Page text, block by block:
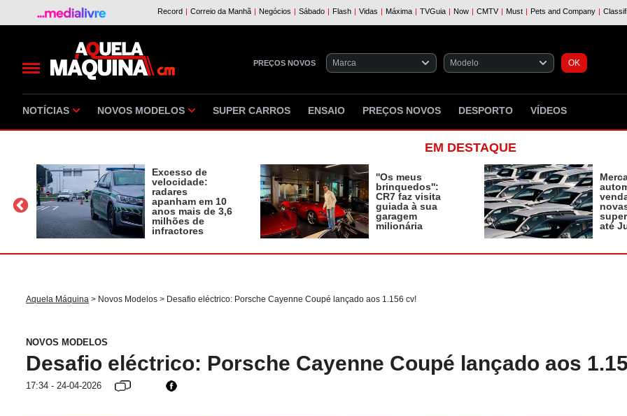
PREÇOS NOVOS
NOTÍCIAS NOVOS MODELOS SUPER CARROS ENSAIO PREÇOS NOVOS DESPORTO VÍDEOS
EM DESTAQUE
Excesso de
velocidade:
radares
apanham em 10
anos mais de 3,6
milhões de
infractores
''Os meus
brinquedos'':
CR7 faz visita
guiada à sua
garagem
milionária
até
Aquela Máquina > Novos Modelos > Desafio eléctrico: Porsche Cayenne Coupé lançado aos 1.156 cv!
NOVOS MODELOS
Desafio eléctrico: Porsche Cayenne Coupé lançado aos
17:34 - 24-04-2026